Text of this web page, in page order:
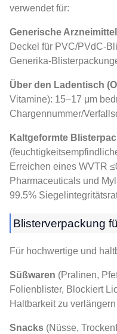
verwendet für:
Generische Arzneimittel
Deckel für PVC/PVdC-
Generika-
Über den Ladentisch
Vitamine): 15–17 μm
Chargennummer/
Kaltgeformte
Erreichen eines WVTR
Pharmaceuticals und
99.5%
Blisterverpackung
Für hochwertige und
Süßwaren (Pralinen,
Folienblister, Blockiert
Haltbarkeit zu
Snacks (Nüsse,